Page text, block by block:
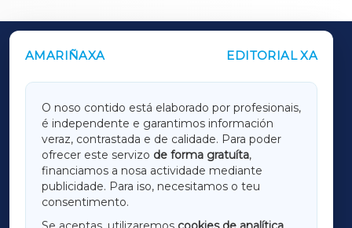
AMARIÑAXA EDITORIAL XA
O noso contido está elaborado por profesionais,
é independente e garantimos información
veraz, contrastada e de calidade. Para poder
ofrecer este servizo de forma gratuíta,
financiamos a nosa actividade mediante
publicidade. Para iso, necesitamos o teu
consentimento.
OUTROS PERIÓDICOS
LUGOXA
TERRACHAXA